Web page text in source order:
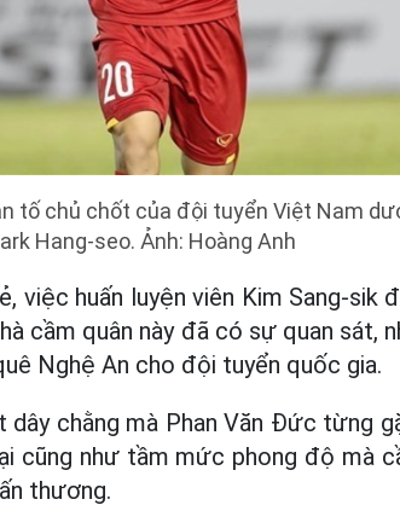
tố chủ chốt của đội tuyển Việt Nam
Hang-seo. Ảnh: Hoàng Anh
việc huấn luyện viên Kim Sang-
cầm quân này đã có sự quan sát,
Nghệ An cho đội tuyển quốc gia.
chằng mà Phan Văn Đức từng
cũng như tầm mức phong độ mà
thương.